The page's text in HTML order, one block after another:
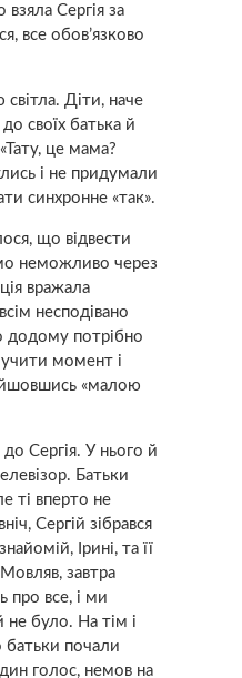
Сергія за
все обов’язково
світла. Діти, наче
своїх батька й
це мама?
і не придумали
синхронне «так».
що відвести
неможливо через
вpажала
несподівано
додому потрібно
момент і
«малою
Сергія. У нього й
Батьки
ті вперто не
Сергій зібрався
Ірині, та її
завтра
про все, і ми
не було. На тім і
батьки почали
голос, немов на